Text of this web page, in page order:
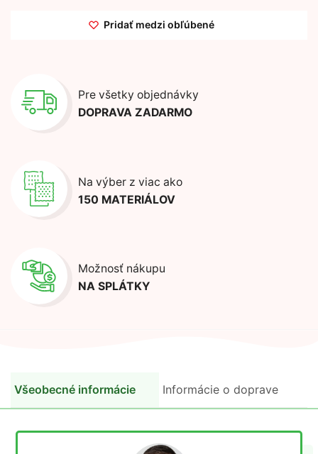
Pridať medzi obľúbené
Pre všetky objednávky
DOPRAVA ZADARMO
Na výber z viac ako
150 MATERIÁLOV
Možnosť nákupu
NA SPLÁTKY
Všeobecné informácie Informácie o doprave